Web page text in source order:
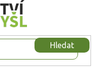
Hledat